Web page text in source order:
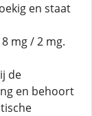
en staat
mg / 2 mg.
de
en behoort